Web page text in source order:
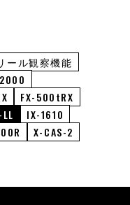
ール観察機能
FX-500tRX
IX-1610
X-CAS-2